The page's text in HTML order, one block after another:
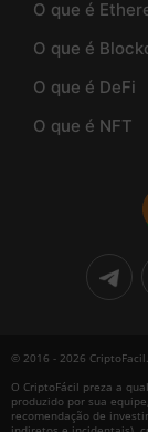
O que é
O que é
O que é DeFi
O que é NFT
© 2016 - 2026
O CriptoFácil preza a
produzido por sua
recomendação de